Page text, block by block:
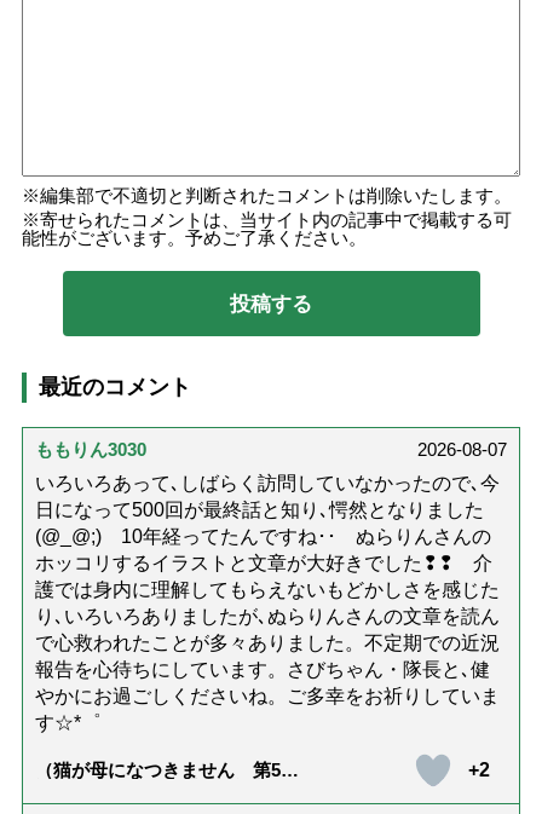
編集部で不適切と判断されたコメントは削除いたします。
寄せられたコメントは、当サイト内の記事中で掲載する可
能性がございます。予めご了承ください。
最近のコメント
ももりん3030
2026-08-07
いろいろあって､しばらく訪問していなかったので､今
日になって500回が最終話と知り､愕然となりました
(@_@;) 10年経ってたんですね･･ ぬらりんさんの
ホッコリするイラストと文章が大好きでした❢❢ 介
護では身内に理解してもらえないもどかしさを感じた
り､いろいろありましたが､ぬらりんさんの文章を読ん
で心救われたことが多々ありました。不定期での近況
報告を心待ちにしています。さびちゃん・隊長と､健
やかにお過ごしくださいね。ご多幸をお祈りしていま
す☆*゜
（猫が母になつきません 第500
+2